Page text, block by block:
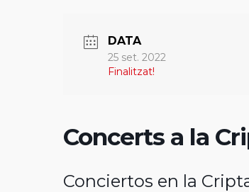
DATA
25 set. 2022
Finalitzat!
Concerts a la
Conciertos en la